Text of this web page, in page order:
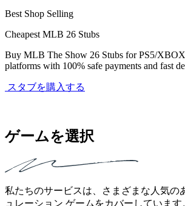
Best Shop Selling
Cheapest MLB 26 Stubs
Buy MLB The Show 26 Stubs for PS5/
platforms with 100% safe payments and fast
スタブを購入する
ゲームを選択
私たちのサービスは、さまざまな人気の
ュレーション ゲームをカバーしていま